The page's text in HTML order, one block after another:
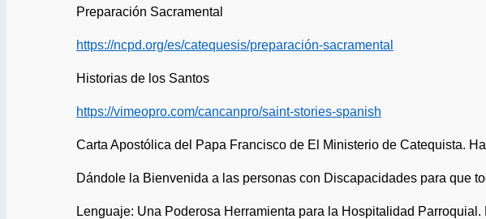
Preparación Sacramental
https://ncpd.org/es/catequesis/preparación-sacramental
Historias de los Santos
https://vimeopro.com/cancanpro/saint-stories-spanish
Carta Apostólica del Papa Francisco de El Ministerio de Catequista.
Dándole la Bienvenida a las personas con Discapacidades para que
Lenguaje: Una Poderosa Herramienta para la Hospitalidad Parroquial.